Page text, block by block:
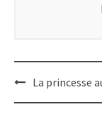
PostLa princesse